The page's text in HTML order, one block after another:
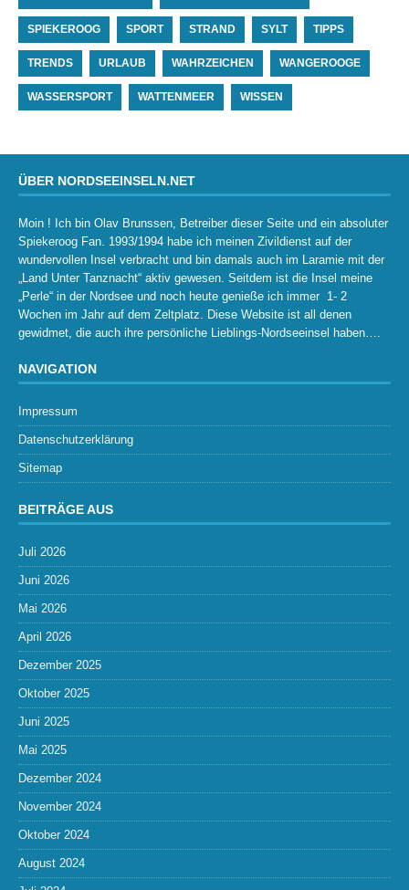
SPIEKEROOG SPORT STRAND SYLT TIPPS
TRENDS URLAUB WAHRZEICHEN WANGEROOGE
WASSERSPORT WATTENMEER WISSEN
ÜBER NORDSEEINSELN.NET
Moin ! Ich bin Olav Brunssen, Betreiber dieser Seite und ein absoluter
Spiekeroog Fan. 1993/1994 habe ich meinen Zivildienst auf der
wundervollen Insel verbracht und bin damals auch im Laramie mit der
„Land Unter Tanznacht“ aktiv gewesen. Seitdem ist die Insel meine
„Perle“ in der Nordsee und noch heute genieße ich immer 1- 2
Wochen im Jahr auf dem Zeltplatz. Diese Website ist all denen
gewidmet, die auch ihre persönliche Lieblings-Nordseeinsel haben….
NAVIGATION
Impressum
Datenschutzerklärung
Sitemap
BEITRÄGE AUS
Juli 2026
Juni 2026
Mai 2026
April 2026
Dezember 2025
Oktober 2025
Juni 2025
Mai 2025
Dezember 2024
November 2024
Oktober 2024
August 2024